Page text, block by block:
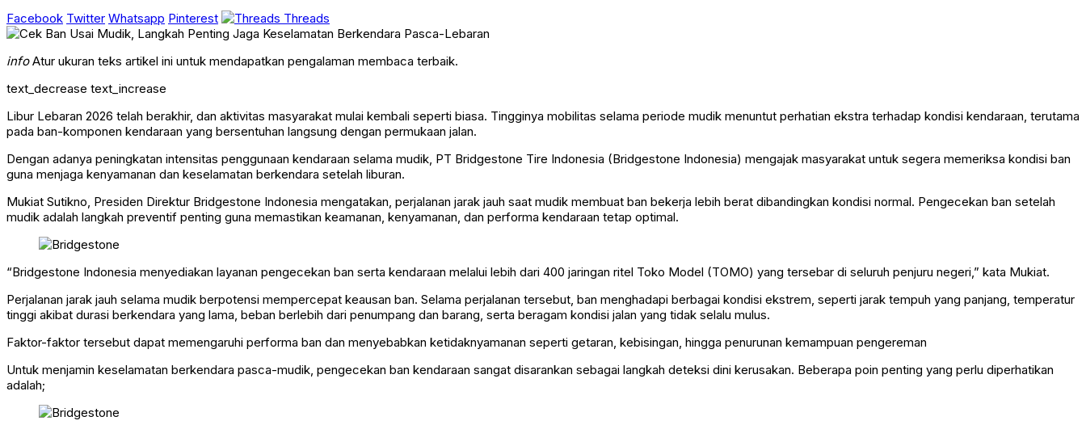
Facebook Twitter Whatsapp Pinterest Threads
infoAtur ukuran teks artikel ini untuk mendapatkan pengalaman membaca terbaik.
text_decrease text_increase
Libur Lebaran 2026 telah berakhir, dan aktivitas masyarakat mulai kembali seperti biasa. Tingginya mobilitas selama periode mudik menuntut perhatian ekstra terhadap kondisi kendaraan, terutama
pada ban-komponen kendaraan yang bersentuhan langsung dengan permukaan jalan.
Dengan adanya peningkatan intensitas penggunaan kendaraan selama mudik, PT Bridgestone Tire Indonesia (Bridgestone Indonesia) mengajak masyarakat untuk segera memeriksa kondisi ban
guna menjaga kenyamanan dan keselamatan berkendara setelah liburan.
Mukiat Sutikno, Presiden Direktur Bridgestone Indonesia mengatakan, perjalanan jarak jauh saat mudik membuat ban bekerja lebih berat dibandingkan kondisi normal. Pengecekan ban setelah
mudik adalah langkah preventif penting guna memastikan keamanan, kenyamanan, dan performa kendaraan tetap optimal.
“Bridgestone Indonesia menyediakan layanan pengecekan ban serta kendaraan melalui lebih dari 400 jaringan ritel Toko Model (TOMO) yang tersebar di seluruh penjuru negeri,” kata Mukiat.
Perjalanan jarak jauh selama mudik berpotensi mempercepat keausan ban. Selama perjalanan tersebut, ban menghadapi berbagai kondisi ekstrem, seperti jarak tempuh yang panjang, temperatur
tinggi akibat durasi berkendara yang lama, beban berlebih dari penumpang dan barang, serta beragam kondisi jalan yang tidak selalu mulus.
Faktor-faktor tersebut dapat memengaruhi performa ban dan menyebabkan ketidaknyamanan seperti getaran, kebisingan, hingga penurunan kemampuan pengereman
Untuk menjamin keselamatan berkendara pasca-mudik, pengecekan ban kendaraan sangat disarankan sebagai langkah deteksi dini kerusakan. Beberapa poin penting yang perlu diperhatikan
adalah;